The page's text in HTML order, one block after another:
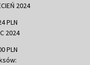
2024
PLN
2024
PLN